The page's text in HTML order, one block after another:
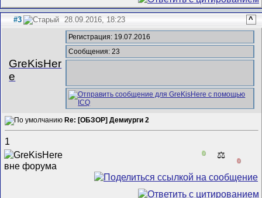
#3 28.09.2016, 18:23 ^
GreKisHer
e
Регистрация: 19.07.2016
Сообщения: 23
Re: [ОБЗОР] Демиурги 2
1
0 ⚖️
0